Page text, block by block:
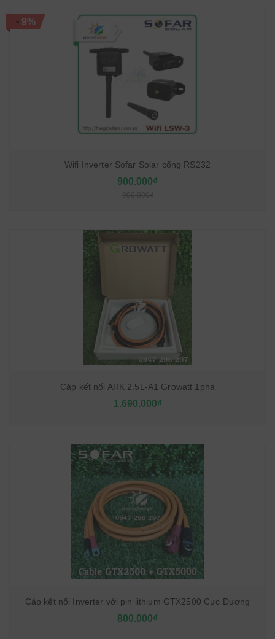
- 9%
Wifi Inverter Sofar Solar cổng RS232
900.000₫
Cáp kết nối ARK 2.5L-A1 Growatt 1pha
1.690.000₫
Cáp kết nối Inverter với pin lithium GTX2500 Cực Dương
800.000₫